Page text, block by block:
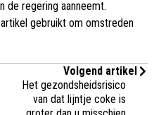
de regering aanneemt.
gebruikt om omstreden
Volgend artikel
Het gezondsheidsrisico
van dat lijntje coke is